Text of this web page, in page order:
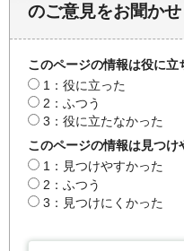
のご意見をお聞か
このページの情報は役に立
1：役に立った
2：ふつう
3：役に立たなかった
このページの情報は見つけ
1：見つけやすかった
2：ふつう
3：見つけにくかった